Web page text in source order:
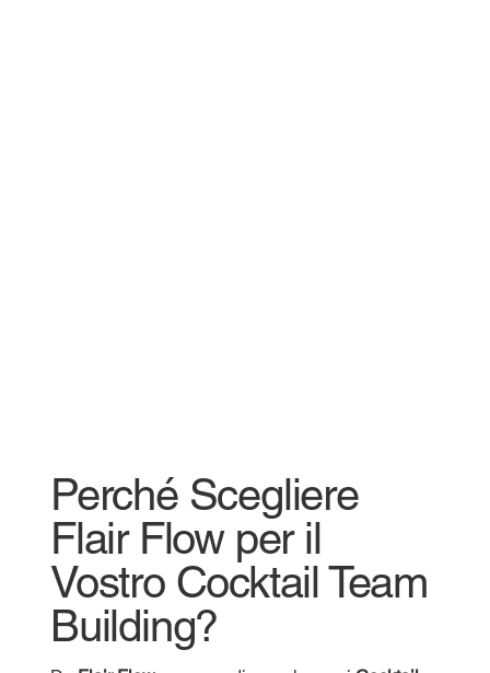
Perché Scegliere
Flair Flow per il
Vostro Cocktail Team
Building?